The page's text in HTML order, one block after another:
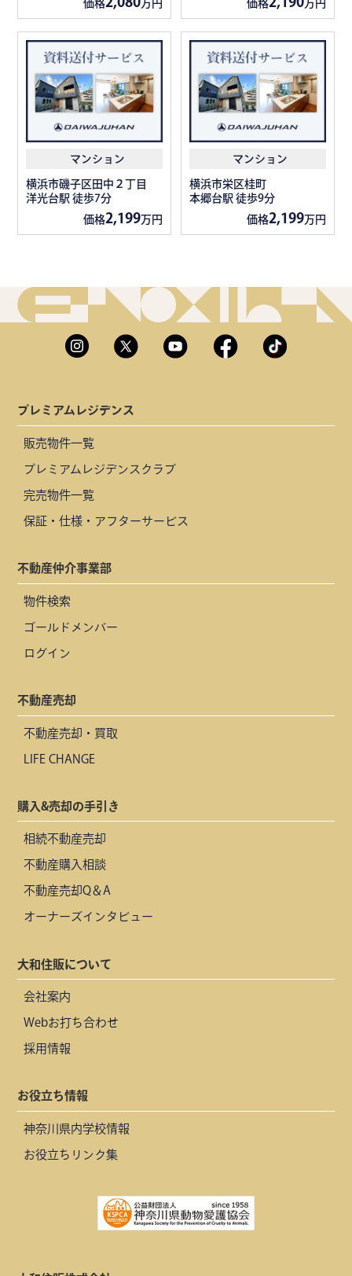
価格
万円
価格
万円
マンション
横浜市磯子区田中２丁目
洋光台駅 徒歩7分
価格2,199万円
マンション
横浜市栄区桂町
本郷台駅 徒歩9分
価格2,199万円
プレミアムレジデンス
販売物件一覧
プレミアムレジデンスクラブ
完売物件一覧
保証・仕様・アフターサービス
不動産仲介事業部
物件検索
ゴールドメンバー
ログイン
不動産売却
不動産売却・買取
LIFE CHANGE
購入&売却の手引き
相続不動産売却
不動産購入相談
不動産売却Q＆A
オーナーズインタビュー
大和住販について
会社案内
Webお打ち合わせ
採用情報
お役立ち情報
神奈川県内学校情報
お役立ちリンク集